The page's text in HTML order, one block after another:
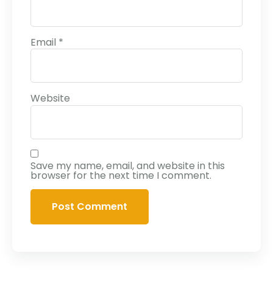
Email *
Website
Save my name, email, and website in this
browser for the next time I comment.